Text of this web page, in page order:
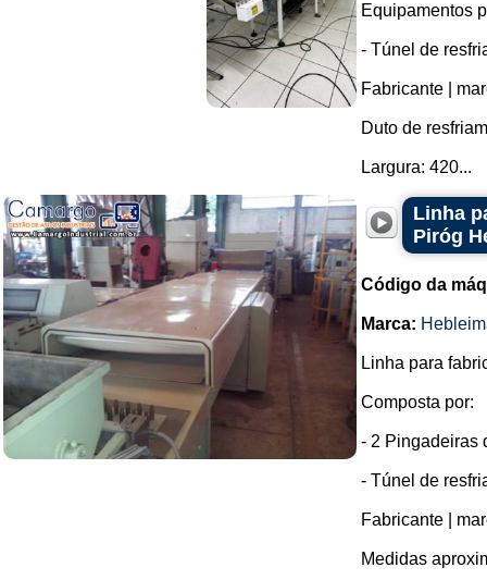
Equipamentos
- Túnel de
Fabricante |
Duto de
Largura: 420...
Linha
Piróg
Código da
Marca:
Linha para
Composta por:
- 2 Pingadeiras
- Túnel de
Fabricante |
Medidas